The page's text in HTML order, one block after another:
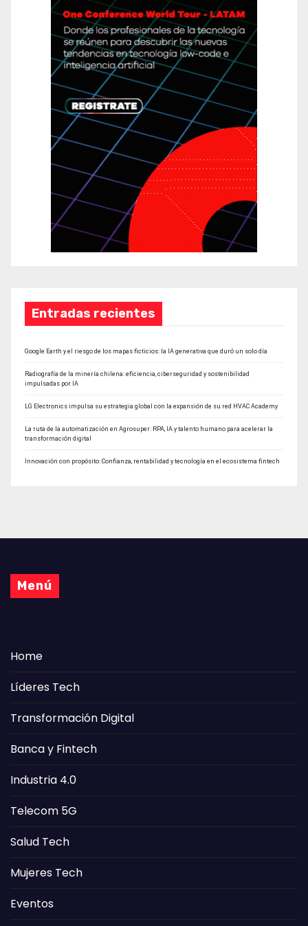
Entradas recientes
Google Earth y el riesgo de los mapas ficticios: la IA generativa que duró un solo día
Radiografía de la minería chilena: eficiencia, ciberseguridad y sostenibilidad
impulsadas por IA
LG Electronics impulsa su estrategia global con la expansión de su red HVAC Academy
La ruta de la automatización en Agrosuper: RPA, IA y talento humano para acelerar la
transformación digital
Innovación con propósito: Confianza, rentabilidad y tecnología en el ecosistema fintech
Menú
Home
Líderes Tech
Transformación Digital
Banca y Fintech
Industria 4.0
Telecom 5G
Salud Tech
Mujeres Tech
Eventos